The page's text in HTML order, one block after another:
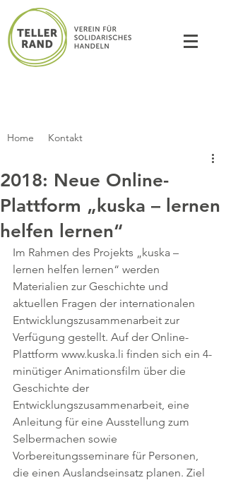
Home Kontakt
2018: Neue Online-
Plattform „kuska – lernen
helfen lernen“
Im Rahmen des Projekts „kuska –
lernen helfen lernen“ werden
Materialien zur Geschichte und
aktuellen Fragen der internationalen
Entwicklungszusammenarbeit zur
Verfügung gestellt. Auf der Online-
Plattform www.kuska.li finden sich ein 4-
minütiger Animationsfilm über die
Geschichte der
Entwicklungszusammenarbeit, eine
Anleitung für eine Ausstellung zum
Selbermachen sowie
Vorbereitungsseminare für Personen,
die einen Auslandseinsatz planen. Ziel